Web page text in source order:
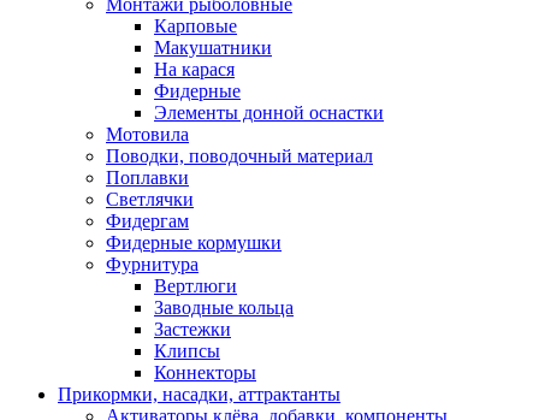
Монтажи рыболовные
Карповые
Макушатники
На карася
Фидерные
Элементы донной оснастки
Мотовила
Поводки, поводочный материал
Поплавки
Светлячки
Фидергам
Фидерные кормушки
Фурнитура
Вертлюги
Заводные кольца
Застежки
Клипсы
Коннекторы
Прикормки, насадки, аттрактанты
Активаторы клёва, добавки, компоненты